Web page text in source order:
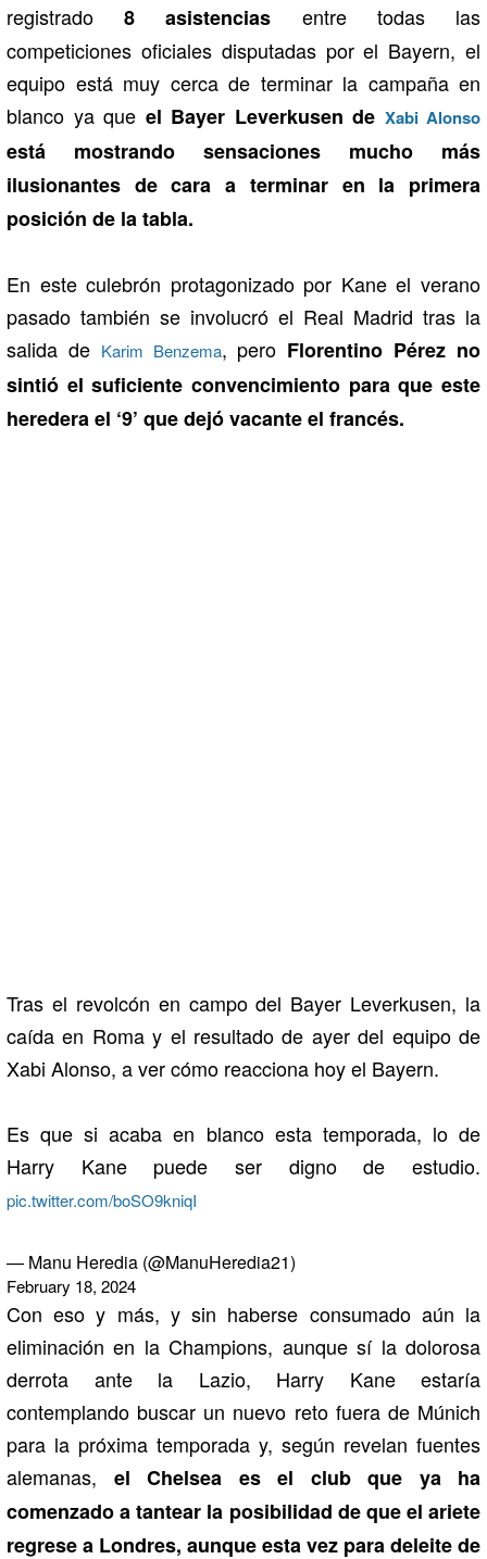
registrado 8 asistencias entre todas las
competiciones oficiales disputadas por el Bayern, el
equipo está muy cerca de terminar la campaña en
blanco ya que el Bayer Leverkusen de Xabi Alonso
está mostrando sensaciones mucho más
ilusionantes de cara a terminar en la primera
posición de la tabla.
En este culebrón protagonizado por Kane el verano
pasado también se involucró el Real Madrid tras la
salida de Karim Benzema, pero Florentino Pérez no
sintió el suficiente convencimiento para que este
heredera el ‘9’ que dejó vacante el francés.
Tras el revolcón en campo del Bayer Leverkusen, la
caída en Roma y el resultado de ayer del equipo de
Xabi Alonso, a ver cómo reacciona hoy el Bayern.
Es que si acaba en blanco esta temporada, lo de
Harry Kane puede ser digno de estudio.
pic.twitter.com/boSO9kniqI
— Manu Heredia (@ManuHeredia21)
February 18, 2024
Con eso y más, y sin haberse consumado aún la
eliminación en la Champions, aunque sí la dolorosa
derrota ante la Lazio, Harry Kane estaría
contemplando buscar un nuevo reto fuera de Múnich
para la próxima temporada y, según revelan fuentes
alemanas, el Chelsea es el club que ya ha
comenzado a tantear la posibilidad de que el ariete
regrese a Londres, aunque esta vez para deleite de